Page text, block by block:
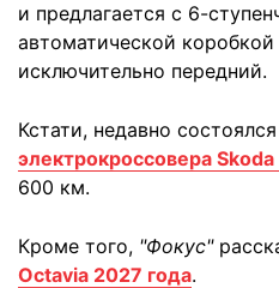
и предлагается с 6-
автоматической
исключительно передний.
Кстати, недавно
электрокроссовера Skoda
600 км.
Кроме того, "Фокус"
Octavia 2027 года.